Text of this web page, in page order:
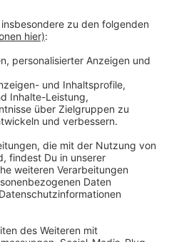
unserem kostenlosen
Ob Nachrichten,
Aktionen - wir
dich.
anmelden
etwas sagen?
Hotline